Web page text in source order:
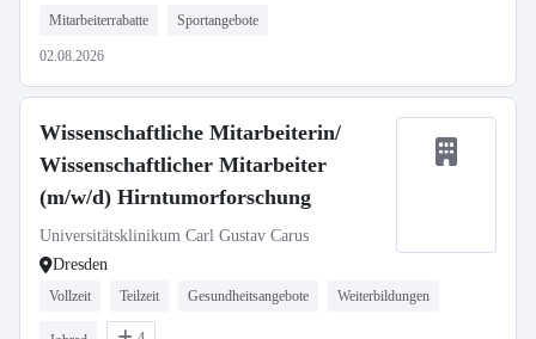
Mitarbeiterrabatte Sportangebote
02.08.2026
Wissenschaftliche Mitarbeiterin/
Wissenschaftlicher Mitarbeiter
(m/w/d) Hirntumorforschung
Universitätsklinikum Carl Gustav Carus
Dresden
Vollzeit Teilzeit Gesundheitsangebote Weiterbildungen